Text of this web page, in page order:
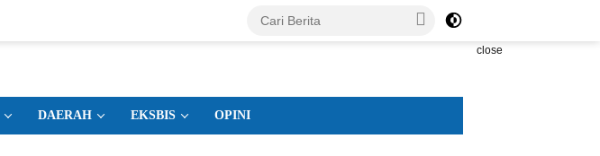
close
DAERAH EKSBIS OPINI